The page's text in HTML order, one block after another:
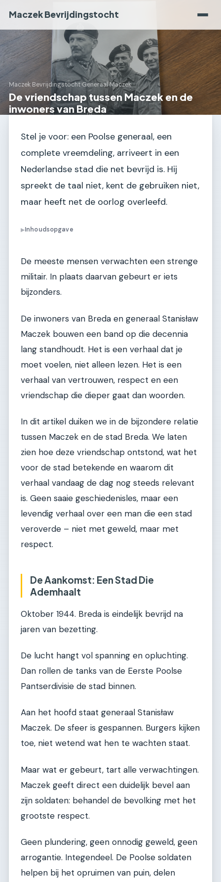
Maczek Bevrijdingstocht
Maczek Bevrijdingstocht›Generaal Maczek
De vriendschap tussen Maczek en de
inwoners van Breda
Stel je voor: een Poolse generaal, een
complete vreemdeling, arriveert in een
Nederlandse stad die net bevrijd is. Hij
spreekt de taal niet, kent de gebruiken niet,
maar heeft net de oorlog overleefd.
▶Inhoudsopgave
De meeste mensen verwachten een strenge
militair. In plaats daarvan gebeurt er iets
bijzonders.
De inwoners van Breda en generaal Stanisław
Maczek bouwen een band op die decennia
lang standhoudt. Het is een verhaal dat je
moet voelen, niet alleen lezen. Het is een
verhaal van vertrouwen, respect en een
vriendschap die dieper gaat dan woorden.
In dit artikel duiken we in de bijzondere relatie
tussen Maczek en de stad Breda. We laten
zien hoe deze vriendschap ontstond, wat het
voor de stad betekende en waarom dit
verhaal vandaag de dag nog steeds relevant
is. Geen saaie geschiedenisles, maar een
levendig verhaal over een man die een stad
veroverde – niet met geweld, maar met
respect.
De Aankomst: Een Stad Die
Ademhaalt
Oktober 1944. Breda is eindelijk bevrijd na
jaren van bezetting.
De lucht hangt vol spanning en opluchting.
Dan rollen de tanks van de Eerste Poolse
Pantserdivisie de stad binnen.
Aan het hoofd staat generaal Stanisław
Maczek. De sfeer is gespannen. Burgers kijken
toe, niet wetend wat hen te wachten staat.
Maar wat er gebeurt, tart alle verwachtingen.
Maczek geeft direct een duidelijk bevel aan
zijn soldaten: behandel de bevolking met het
grootste respect.
Geen plundering, geen onnodig geweld, geen
arrogantie. Integendeel. De Poolse soldaten
helpen bij het opruimen van puin, delen